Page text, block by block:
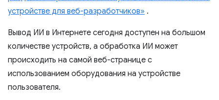
устройстве для веб-разработчиков» .
Вывод ИИ в Интернете сегодня доступен на большом
количестве устройств, а обработка ИИ может
происходить на самой веб-странице с
использованием оборудования на устройстве
пользователя.